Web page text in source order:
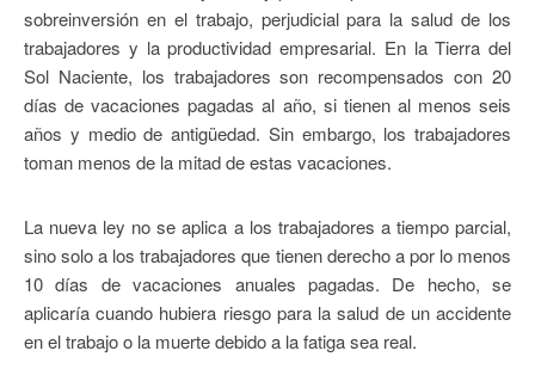
sobreinversión en el trabajo, perjudicial para la salud de los
trabajadores y la productividad empresarial. En la Tierra del
Sol Naciente, los trabajadores son recompensados ​​con 20
días de vacaciones pagadas al año, si tienen al menos seis
años y medio de antigüedad. Sin embargo, los trabajadores
toman menos de la mitad de estas vacaciones.
La nueva ley no se aplica a los trabajadores a tiempo parcial,
sino solo a los trabajadores que tienen derecho a por lo menos
10 días de vacaciones anuales pagadas. De hecho, se
aplicaría cuando hubiera riesgo para la salud de un accidente
en el trabajo o la muerte debido a la fatiga sea real.